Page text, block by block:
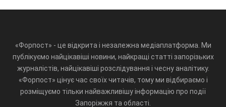
«Форпост» - це відкрита і незалежна медіаплатформа. Ми
публікуємо найцікавіші новини, найкращі статті запорізьких
журналістів, найцікавіші розслідування і чесну аналітику.
«Форпост» цінує час своїх читачів, тому ми відбираємо і
розміщуємо тільки найважливішу інформацію про події
Запоріжжя та області.